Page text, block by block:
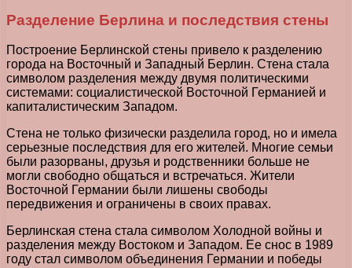
Разделение Берлина и последствия стены
Построение Берлинской стены привело к разделению
города на Восточный и Западный Берлин. Стена стала
символом разделения между двумя политическими
системами: социалистической Восточной Германией и
капиталистическим Западом.
Стена не только физически разделила город, но и имела
серьезные последствия для его жителей. Многие семьи
были разорваны, друзья и родственники больше не
могли свободно общаться и встречаться. Жители
Восточной Германии были лишены свободы
передвижения и ограничены в своих правах.
Берлинская стена стала символом Холодной войны и
разделения между Востоком и Западом. Ее снос в 1989
году стал символом объединения Германии и победы